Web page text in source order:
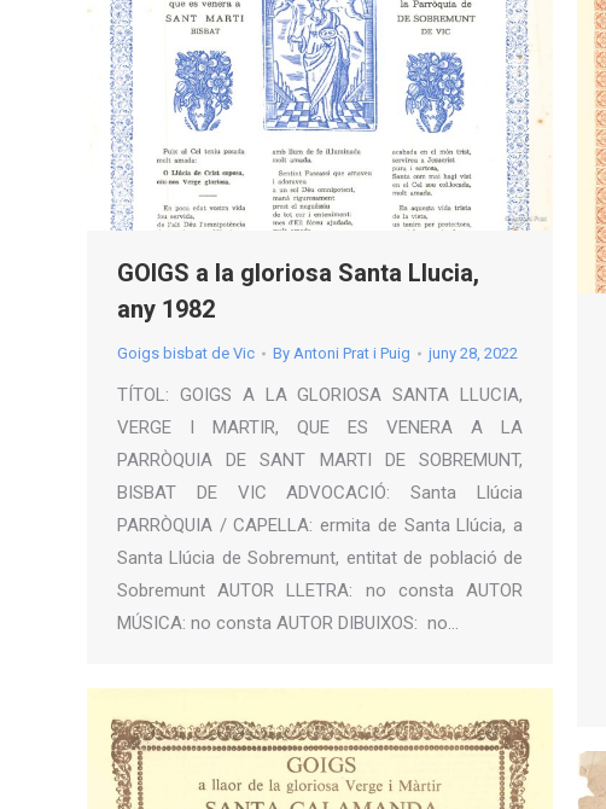
GOIGS a la gloriosa Santa Llucia,
any 1982
Goigs bisbat de Vic By Antoni Prat i Puig juny 28, 2022
TÍTOL: GOIGS A LA GLORIOSA SANTA LLUCIA,
VERGE I MARTIR, QUE ES VENERA A LA
PARRÒQUIA DE SANT MARTI DE SOBREMUNT,
BISBAT DE VIC ADVOCACIÓ: Santa Llúcia
PARRÒQUIA / CAPELLA: ermita de Santa Llúcia, a
Santa Llúcia de Sobremunt, entitat de població de
Sobremunt AUTOR LLETRA: no consta AUTOR
MÚSICA: no consta AUTOR DIBUIXOS: no…